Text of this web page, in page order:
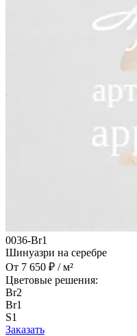
0036-Br1
Шинуазри на серебре
От 7 650 ₽ / м²
Цветовые решения:
Br2
Br1
S1
Заказать